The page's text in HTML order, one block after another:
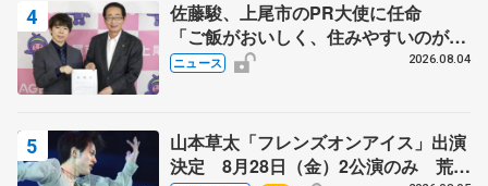
佐藤駿、上尾市のPR大使に任命
「ご飯がおいしく、住みやすいのが魅
力」
ニュース 2026.08.04
山本草太「フレンズオンアイス」出演
決定 8月28日（金）2公演のみ 荒川